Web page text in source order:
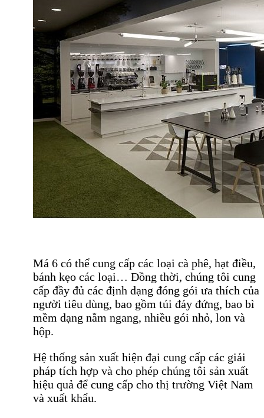
Má 6 có thể cung cấp các loại cà phê, hạt điều,
bánh kẹo các loại… Đồng thời, chúng tôi cung
cấp đầy đủ các định dạng đóng gói ưa thích của
người tiêu dùng, bao gồm túi đáy đứng, bao bì
mềm dạng nằm ngang, nhiều gói nhỏ, lon và
hộp.
Hệ thống sản xuất hiện đại cung cấp các giải
pháp tích hợp và cho phép chúng tôi sản xuất
hiệu quả để cung cấp cho thị trường Việt Nam
và xuất khẩu.